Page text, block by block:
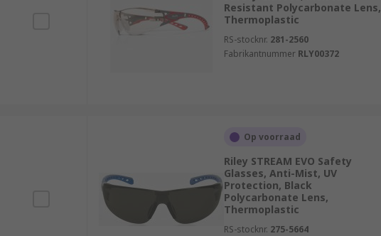
Resistant Polycarbonate Lens,
Thermoplastic
RS-stocknr. 281-2560
Fabrikantnummer RLY00372
Op voorraad
Riley STREAM EVO Safety
Glasses, Anti-Mist, UV
Protection, Black
Polycarbonate Lens,
Thermoplastic
RS-stocknr. 275-5664